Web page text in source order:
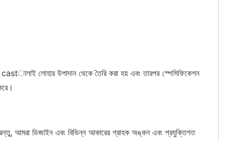
castালাই লোহার উপাদান থেকে তৈরি করা হয় এবং তারপর স্পেসিফিকেশন
আমরা ডিজাইন এবং বিভিন্ন আকারের গ্রাহক অঙ্কন এবং প্রযুক্তিগত